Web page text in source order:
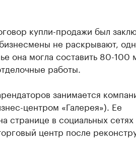
купли-продажи был
не раскрывают,
она могла составить 80-100
работы.
занимается
центром «Галерея»). Ее
странице в социальных сетях
центр после